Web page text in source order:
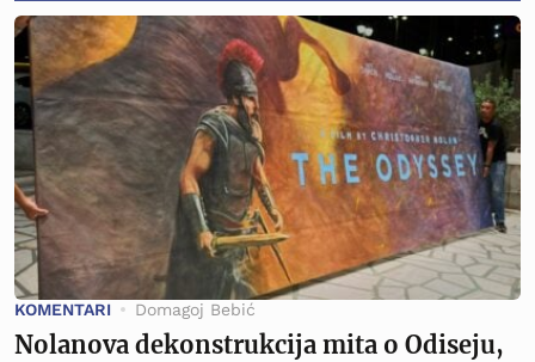
KOMENTARI Domagoj Bebić
Nolanova dekonstrukcija mita o Odiseju,